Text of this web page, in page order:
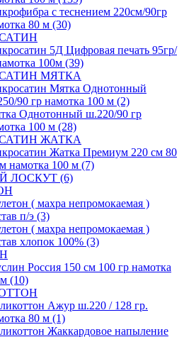
с теснением 220см/90гр
80 м (30)
5Д Цифровая печать 95гр/
100м (39)
МЯТКА
Мятка Однотонный
90 гр намотка 100 м (2)
Однотонный ш.220/90 гр
100 м (28)
ЖАТКА
Жатка Премиум 220 см 80
намотка 100 м (7)
ЛОСКУТ (6)
( махра непромокаемая )
п/э (3)
( махра непромокаемая )
хлопок 100% (3)
Россия 150 см 100 гр намотка
(10)
Ажур ш.220 / 128 гр.
80 м (1)
Жаккардовое напыление